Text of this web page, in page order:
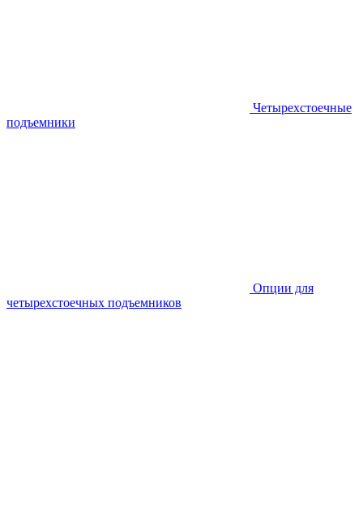
Четырехстоечные
подъемники
Опции для
четырехстоечных подъемников